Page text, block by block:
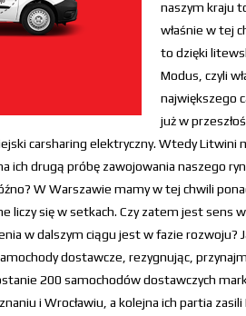
naszym kraju
właśnie w tej
to dzięki
Modus, czyli
największego
już w
carsharing elektryczny. Wtedy Litwini
ich drugą próbę zawojowania naszego
W Warszawie mamy w tej chwili
liczy się w setkach. Czy zatem jest sens
w dalszym ciągu jest w fazie rozwoju?
dostawcze, rezygnując,
200 samochodów dostawczych
i Wrocławiu, a kolejna ich partia zasili